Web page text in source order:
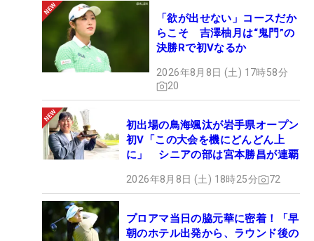
「欲が出せない」コースだか
らこそ 吉澤柚月は“鬼門”の
決勝Rで初Vなるか
2026年8月8日 (土) 17時58分
20
初出場の鳥海颯汰が岩手県オープン
初V「この大会を機にどんどん上
に」 シニアの部は宮本勝昌が連覇
2026年8月8日 (土) 18時25分 72
プロアマ当日の脇元華に密着！「早
朝のホテル出発から、ラウンド後の